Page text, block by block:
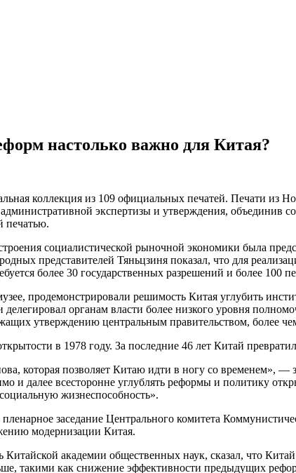
настолько важно для Китая?
коллекция из 109 официальных печатей. Печати из
экспертизы и утверждения,
печатью.
социалистической рыночной экономики была
представителей Тяньцзиня показал, что для
более 30 государственных разрешений и более 100
продемонстрировали решимость Китая углубить
органам власти более низкого уровня
утверждению центральным правительством, более
в 1978 году. За последние 46 лет Китай
которая позволяет Китаю идти в ногу со временем»,
и далее всесторонне углублять реформы и политику
жизнеспособность».
заседание Центрального комитета
модернизации Китая.
Китайской академии общественных наук, сказал, что
такими как снижение эффективности предыдущих